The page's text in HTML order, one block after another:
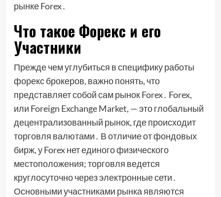
рынке Forex․
Что такое Форекс и его
Участники
Прежде чем углубиться в специфику работы
форекс брокеров, важно понять, что
представляет собой сам рынок Forex․ Forex,
или Foreign Exchange Market, — это глобальный
децентрализованный рынок, где происходит
торговля валютами․ В отличие от фондовых
бирж, у Forex нет единого физического
местоположения; торговля ведется
круглосуточно через электронные сети․
Основными участниками рынка являются